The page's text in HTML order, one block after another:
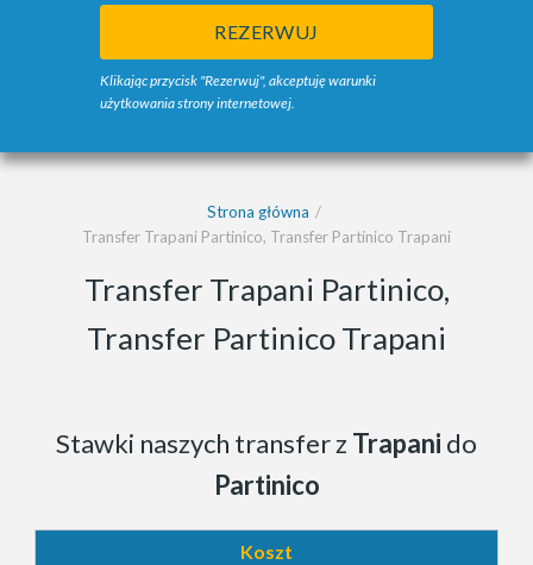
REZERWUJ
Klikając przycisk "Rezerwuj", akceptuję warunki
użytkowania strony internetowej.
Strona główna
Transfer Trapani Partinico, Transfer Partinico Trapani
Transfer Trapani Partinico,
Transfer Partinico Trapani
Stawki naszych transfer z Trapani do
Partinico
Koszt